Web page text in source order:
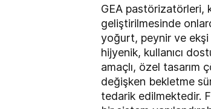
GEA pastörizatörleri,
geliştirilmesinde
yoğurt, peynir ve ekşi
hijyenik, kullanıcı
amaçlı, özel tasarım
değişken bekletme
tedarik edilmektedir.